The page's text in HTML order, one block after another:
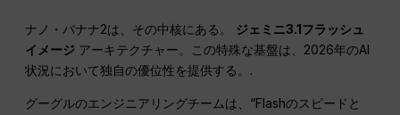
ナノ・バナナ2は、その中核にある。 ジェミニ3.1フラッシュ
イメージ アーキテクチャー。この特殊な基盤は、2026年のAI
状況において独自の優位性を提供する。.
グーグルのエンジニアリングチームは、“Flashのスピードと